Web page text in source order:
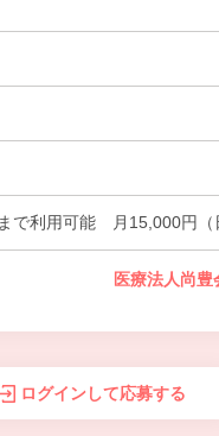
で利用可能 月15,000円（
医療法人尚
ログインして応募する